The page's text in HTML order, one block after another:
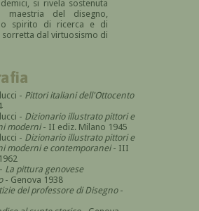
si rivela sostenuta
maestria del disegno,
spirito di ricerca e di
sorretta dal virtuosismo di
- Pittori italiani dell'Ottocento
- Dizionario illustrato pittori e
moderni- II ediz. Milano 1945
- Dizionario illustrato pittori e
moderni e contemporanei- III
La pittura genovese
- Genova 1938
del professore di Disegno-